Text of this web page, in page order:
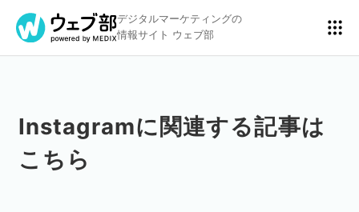
デジタルマーケティングの
情報サイト ウェブ部
リスティング広告 BtoBマーケティング
Instagramに関連する記事は
こちら